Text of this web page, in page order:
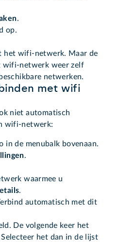
.
op.
het wifi-netwerk. Maar de
wifi-netwerk weer zelf
netwerken.
met wifi
niet automatisch
wifi-netwerk:
in de menubalk bovenaan.
.
waarmee u
.
automatisch met dit
De volgende keer het
het dan in de lijst